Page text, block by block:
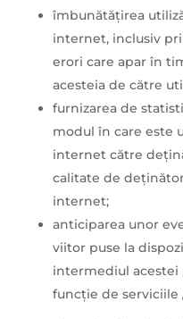
îmbunătățirea
internet, inclusiv
erori care apar în
acesteia de către
furnizarea de
modul în care este
internet către
calitate de
internet;
anticiparea unor
viitor puse la
intermediul
funcție de serviciile